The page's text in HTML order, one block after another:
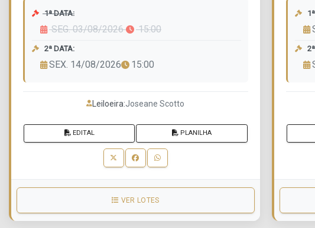
1ª DATA:
SEG. 03/08/2026 15:00
2ª DATA:
SEX. 14/08/2026 15:00
Leiloeira:Joseane Scotto
EDITAL PLANILHA
VER LOTES